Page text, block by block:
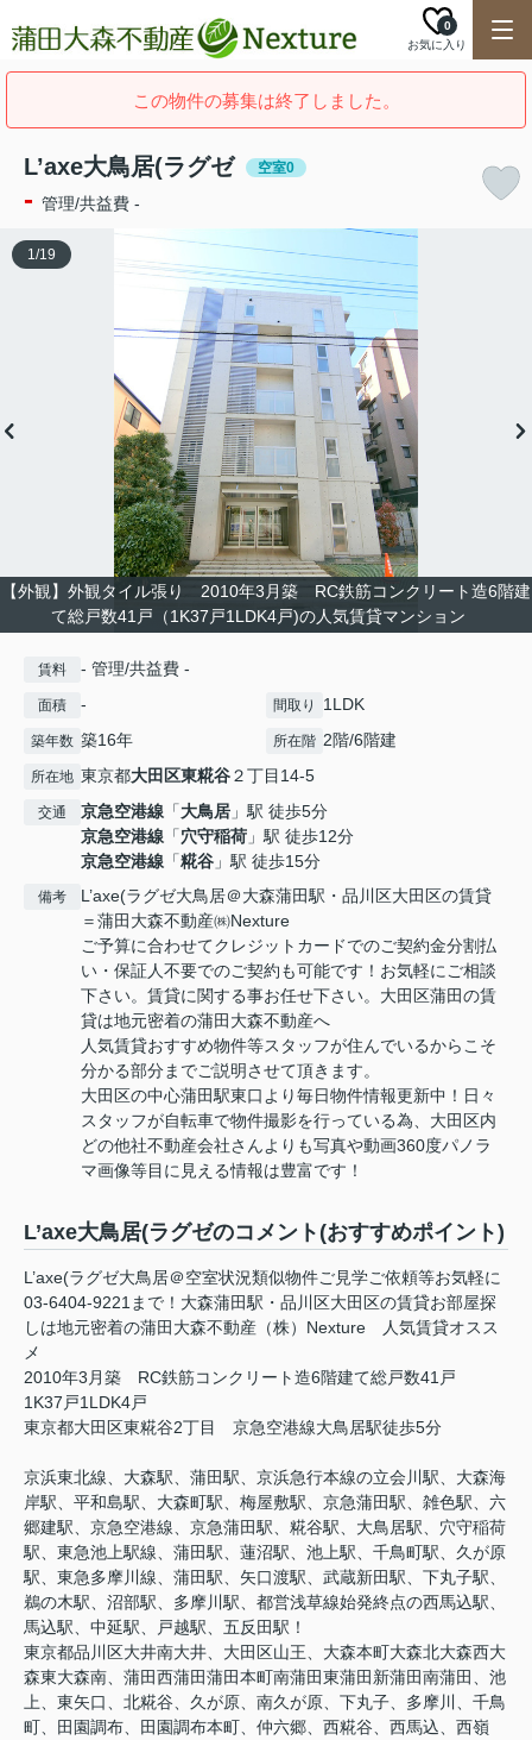
お気に入り
0
この物件の募集は終了しました。
L’axe大鳥居(ラグゼ 空室0
- 管理/共益費 -
【外観】外観タイル張り 2010年3月築 RC鉄筋コンクリート造6階建
て総戸数41戸（1K37戸1LDK4戸)の人気賃貸マンション
1/19
賃料 - 管理/共益費 -
面積 - 間取り 1LDK
築年数 築16年 所在階 2階/6階建
所在地 東京都大田区東糀谷２丁目14-5
交通 京急空港線 「大鳥居 」駅 徒歩5分
京急空港線 「穴守稲荷 」駅 徒歩12分
京急空港線 「糀谷 」駅 徒歩15分
備考
L’axe(ラグゼ大鳥居＠大森蒲田駅・品川区大田区の賃貸
＝蒲田大森不動産㈱Nexture
ご予算に合わせてクレジットカードでのご契約金分割払
い・保証人不要でのご契約も可能です！お気軽にご相談
下さい。賃貸に関する事お任せ下さい。大田区蒲田の賃
貸は地元密着の蒲田大森不動産へ
人気賃貸おすすめ物件等スタッフが住んでいるからこそ
分かる部分までご説明させて頂きます。
大田区の中心蒲田駅東口より毎日物件情報更新中！日々
スタッフが自転車で物件撮影を行っている為、大田区内
どの他社不動産会社さんよりも写真や動画360度パノラ
マ画像等目に見える情報は豊富です！
L’axe大鳥居(ラグゼのコメント(おすすめポイント)
L’axe(ラグゼ大鳥居＠空室状況類似物件ご見学ご依頼等お気軽に
03-6404-9221まで！大森蒲田駅・品川区大田区の賃貸お部屋探
しは地元密着の蒲田大森不動産（株）Nexture 人気賃貸オスス
メ
2010年3月築 RC鉄筋コンクリート造6階建て総戸数41戸
1K37戸1LDK4戸
東京都大田区東糀谷2丁目 京急空港線大鳥居駅徒歩5分
京浜東北線、大森駅、蒲田駅、京浜急行本線の立会川駅、大森海
岸駅、平和島駅、大森町駅、梅屋敷駅、京急蒲田駅、雑色駅、六
郷建駅、京急空港線、京急蒲田駅、糀谷駅、大鳥居駅、穴守稲荷
駅、東急池上駅線、蒲田駅、蓮沼駅、池上駅、千鳥町駅、久が原
駅、東急多摩川線、蒲田駅、矢口渡駅、武蔵新田駅、下丸子駅、
鵜の木駅、沼部駅、多摩川駅、都営浅草線始発終点の西馬込駅、
馬込駅、中延駅、戸越駅、五反田駅！
東京都品川区大井南大井、大田区山王、大森本町大森北大森西大
森東大森南、蒲田西蒲田蒲田本町南蒲田東蒲田新蒲田南蒲田、池
上、東矢口、北糀谷、久が原、南久が原、下丸子、多摩川、千鳥
町、田園調布、田園調布本町、仲六郷、西糀谷、西馬込、西嶺